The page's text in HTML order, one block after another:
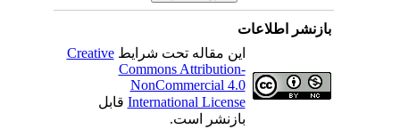
بازنشر اطلاعات
این مقاله تحت شرایطCreative
Commons Attribution-
NonCommercial 4.0
International Licenseقابل
بازنشر است.